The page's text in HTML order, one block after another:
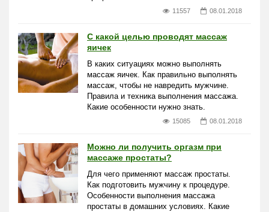
11557 08.01.2018
С какой целью проводят массаж
яичек
В каких ситуациях можно выполнять
массаж яичек. Как правильно выполнять
массаж, чтобы не навредить мужчине.
Правила и техника выполнения массажа.
Какие особенности нужно знать.
15085 08.01.2018
Можно ли получить оргазм при
массаже простаты?
Для чего применяют массаж простаты.
Как подготовить мужчину к процедуре.
Особенности выполнения массажа
простаты в домашних условиях. Какие